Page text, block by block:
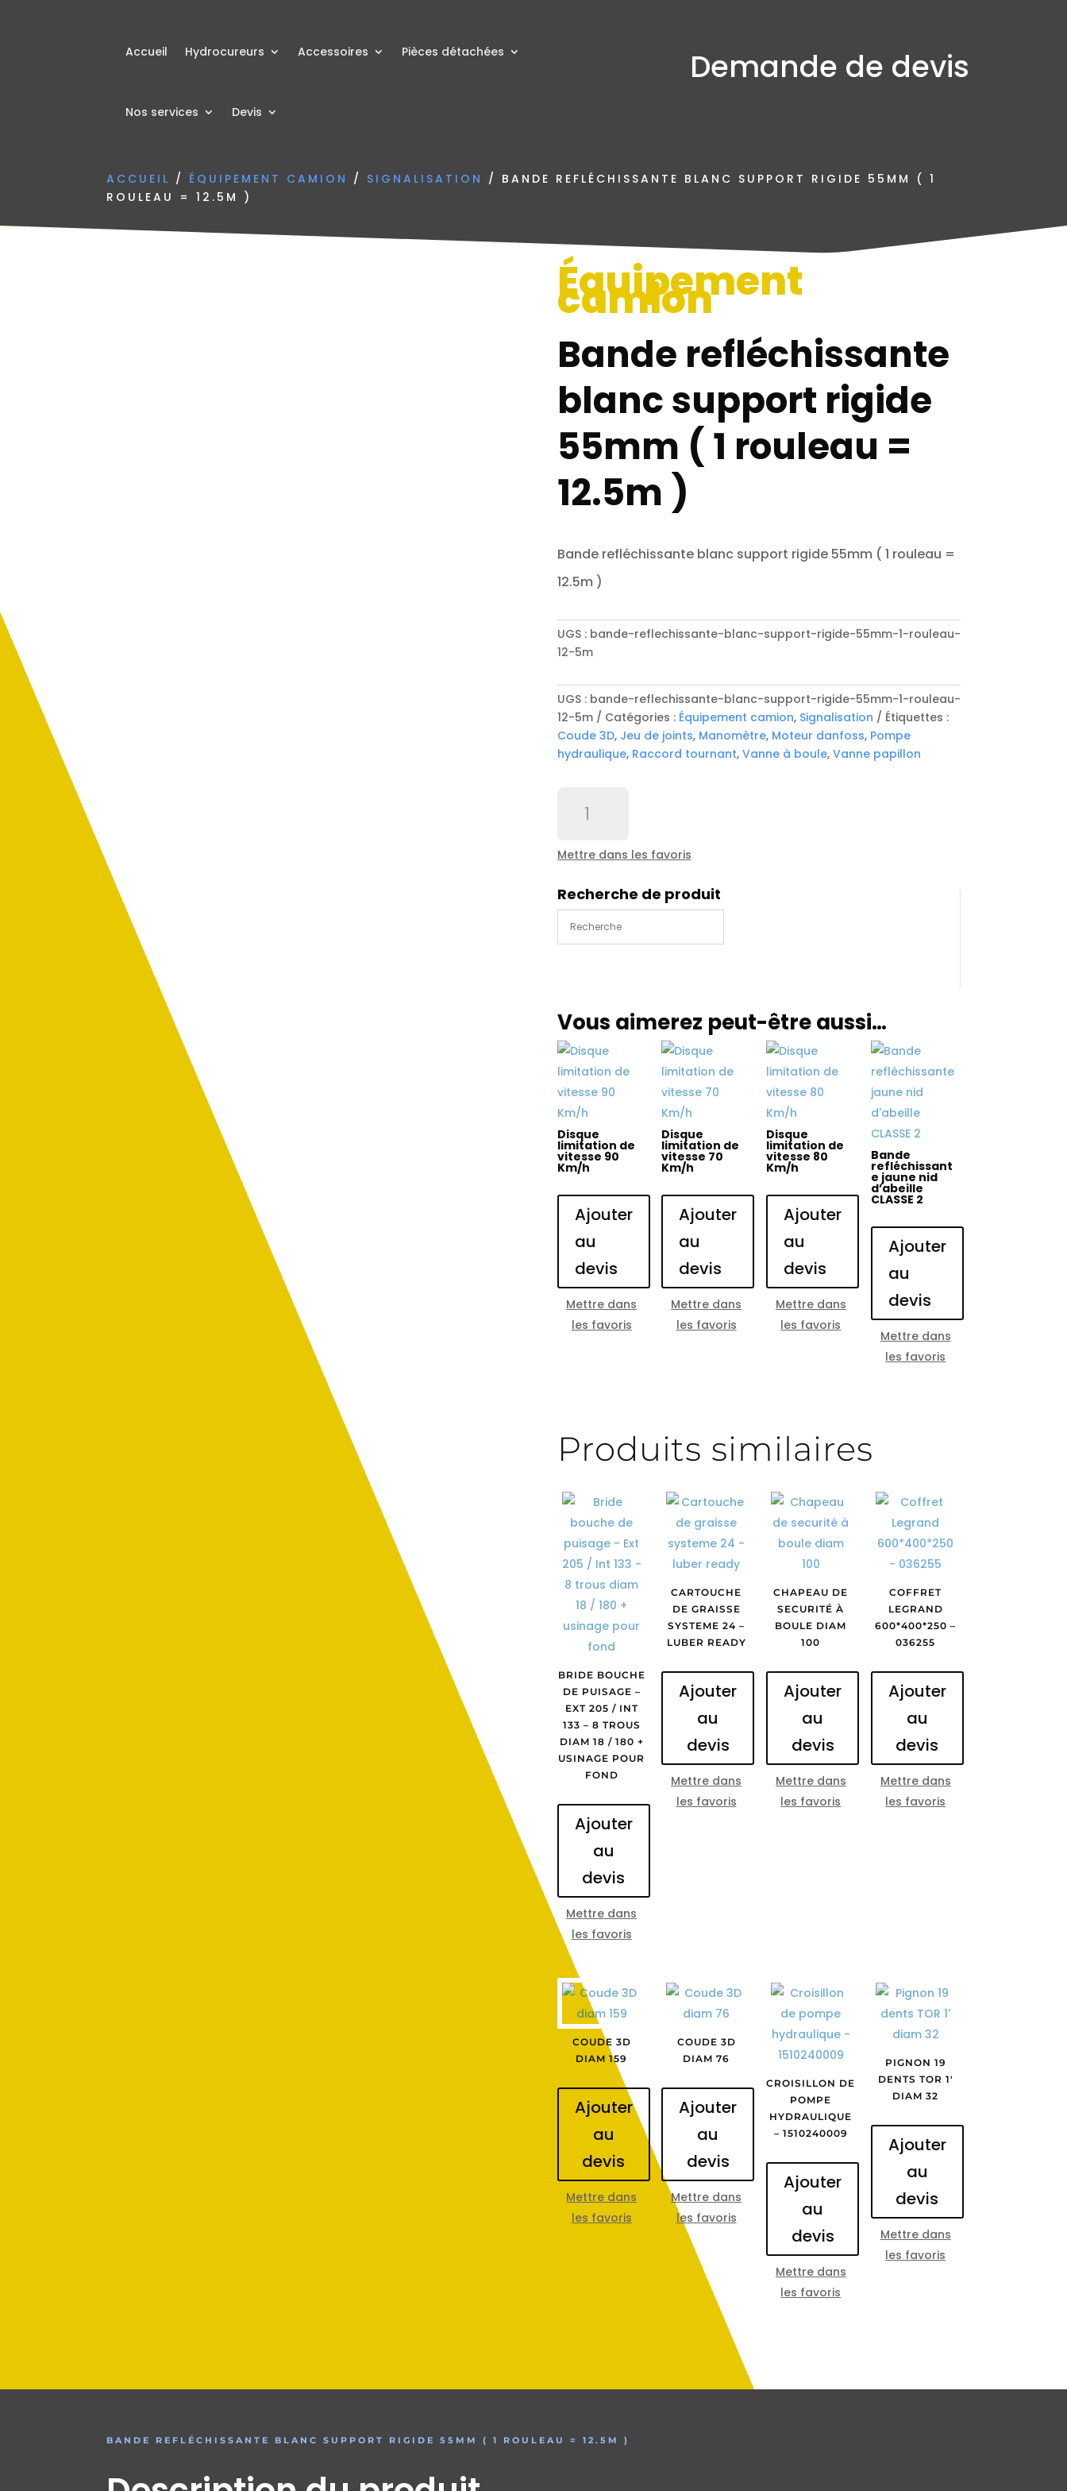
Accueil Hydrocureurs Accessoires Pièces détachées
Nos services Devis
Demande de devis
ACCUEIL / ÉQUIPEMENT CAMION / SIGNALISATION / BANDE REFLÉCHISSANTE BLANC SUPPORT RIGIDE 55MM ( 1
ROULEAU = 12.5M )
Équipement
camion
Bande refléchissante
blanc support rigide
55mm ( 1 rouleau =
12.5m )
Bande refléchissante blanc support rigide 55mm ( 1 rouleau =
12.5m )
UGS : bande-reflechissante-blanc-support-rigide-55mm-1-rouleau-
12-5m
UGS : bande-reflechissante-blanc-support-rigide-55mm-1-rouleau-
12-5m
Catégories : Équipement camion, Signalisation
Étiquettes :
Coude 3D, Jeu de joints, Manomètre, Moteur danfoss, Pompe
hydraulique, Raccord tournant, Vanne à boule, Vanne papillon
refléchissante
support
rigide
55mm
(
12.5m
)
Mettre dans les favoris
Recherche de produit
Vous aimerez peut-être aussi…
Disque
limitation de
vitesse 90
Km/h
Ajouter
au
devis
Mettre dans
les favoris
Disque
limitation de
vitesse 70
Km/h
Ajouter
au
devis
Mettre dans
les favoris
Disque
limitation de
vitesse 80
Km/h
Ajouter
au
devis
Mettre dans
les favoris
Bande
refléchissant
e jaune nid
d’abeille
CLASSE 2
Ajouter
au
devis
Mettre dans
les favoris
Produits similaires
BRIDE BOUCHE
DE PUISAGE –
EXT 205 / INT
133 – 8 TROUS
DIAM 18 / 180 +
USINAGE POUR
FOND
Ajouter
au
devis
Mettre dans
les favoris
CARTOUCHE
DE GRAISSE
SYSTEME 24 –
LUBER READY
Ajouter
au
devis
Mettre dans
les favoris
CHAPEAU DE
SECURITÉ À
BOULE DIAM
100
Ajouter
au
devis
Mettre dans
les favoris
COFFRET
LEGRAND
600*400*250 –
036255
Ajouter
au
devis
Mettre dans
les favoris
COUDE 3D
DIAM 159
Ajouter
au
devis
Mettre dans
les favoris
COUDE 3D
DIAM 76
Ajouter
au
devis
Mettre dans
les favoris
CROISILLON DE
POMPE
HYDRAULIQUE
– 1510240009
Ajouter
au
devis
Mettre dans
les favoris
PIGNON 19
DENTS TOR 1′
DIAM 32
Ajouter
au
devis
Mettre dans
les favoris
BANDE REFLÉCHISSANTE BLANC SUPPORT RIGIDE 55MM ( 1 ROULEAU = 12.5M )